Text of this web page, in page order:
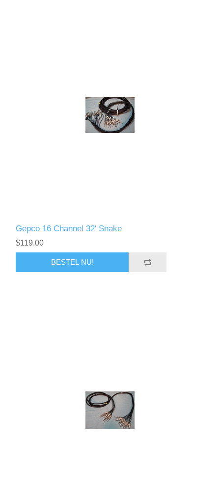
Gepco 16 Channel 32' Snake
$119.00
BESTEL NU!